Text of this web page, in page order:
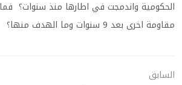
الحكومية واندمجت في اطارها منذ سنوات؟
مقاومة اخرى بعد 9 سنوات وما الهدف منها؟
السابق